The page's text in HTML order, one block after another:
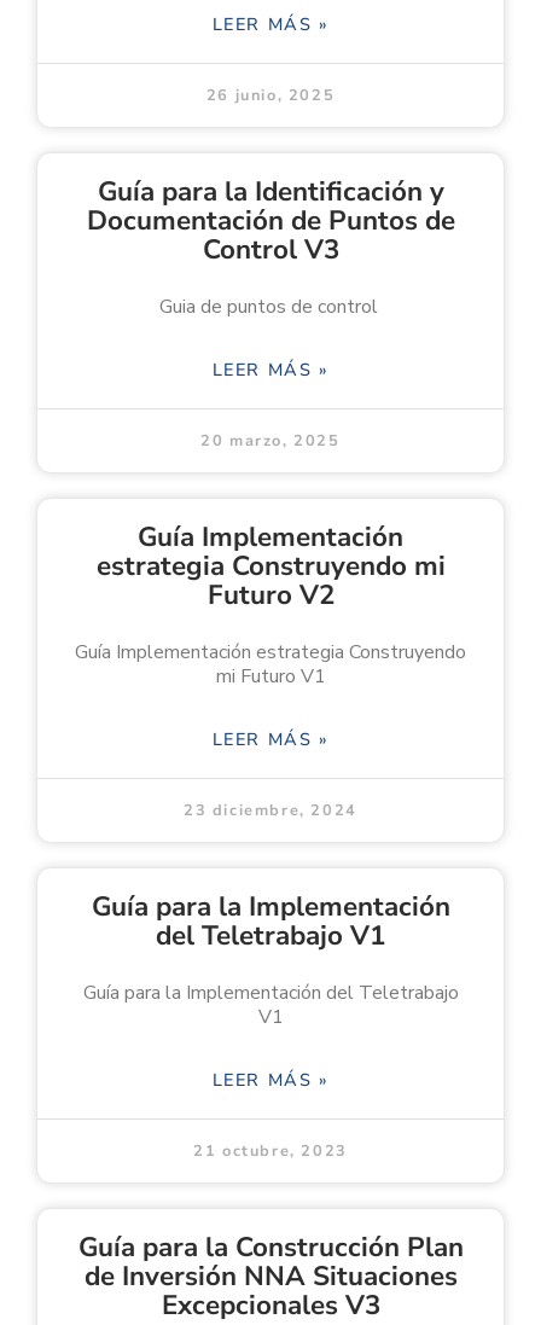
LEER MÁS »
26 junio, 2025
Guía para la Identificación y
Documentación de Puntos de
Control V3
Guia de puntos de control
LEER MÁS »
20 marzo, 2025
Guía Implementación
estrategia Construyendo mi
Futuro V2
Guía Implementación estrategia Construyendo
mi Futuro V1
LEER MÁS »
23 diciembre, 2024
Guía para la Implementación
del Teletrabajo V1
Guía para la Implementación del Teletrabajo
V1
LEER MÁS »
21 octubre, 2023
Guía para la Construcción Plan
de Inversión NNA Situaciones
Excepcionales V3